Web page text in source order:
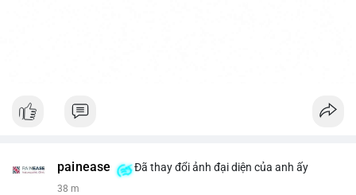
painease Đã thay đổi ảnh đại diện của anh ấy
38 m